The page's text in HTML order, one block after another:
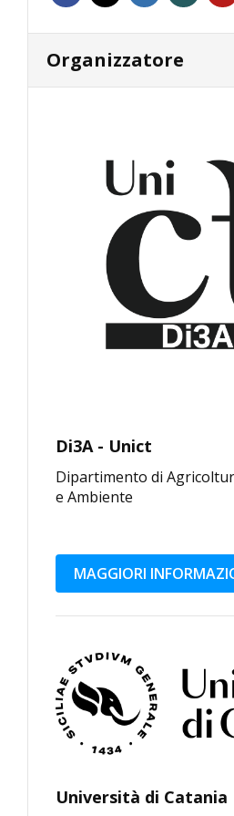
Organizzatore
Di3A - Unict
Dipartimento di
e Ambiente
MAGGIORI
Università di Catania